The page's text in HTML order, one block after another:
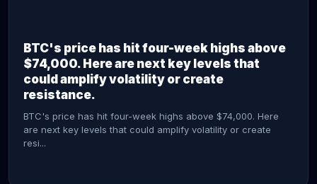
BTC's price has hit four-week highs above
$74,000. Here are next key levels that
could amplify volatility or create
resistance.
BTC's price has hit four-week highs above $74,000. Here
are next key levels that could amplify volatility or create
resi...